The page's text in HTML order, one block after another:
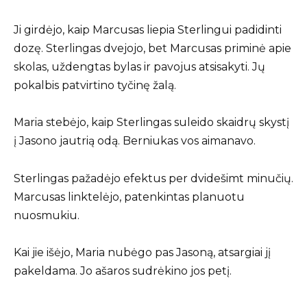
Ji girdėjo, kaip Marcusas liepia Sterlingui padidinti
dozę. Sterlingas dvejojo, bet Marcusas priminė apie
skolas, uždengtas bylas ir pavojus atsisakyti. Jų
pokalbis patvirtino tyčinę žalą.
Maria stebėjo, kaip Sterlingas suleido skaidrų skystį
į Jasono jautrią odą. Berniukas vos aimanavo.
Sterlingas pažadėjo efektus per dvidešimt minučių.
Marcusas linktelėjo, patenkintas planuotu
nuosmukiu.
Kai jie išėjo, Maria nubėgo pas Jasoną, atsargiai jį
pakeldama. Jo ašaros sudrėkino jos petį.